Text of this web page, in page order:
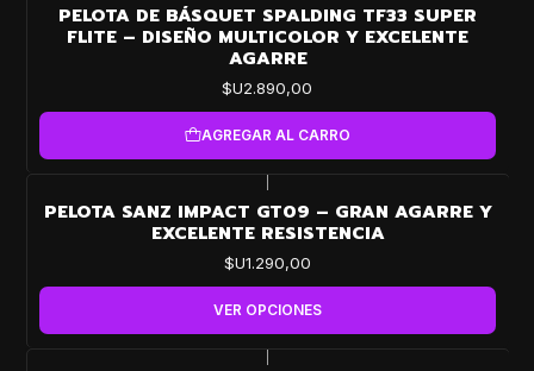
PELOTA DE BÁSQUET SPALDING TF33 SUPER
FLITE – DISEÑO MULTICOLOR Y EXCELENTE
AGARRE
$U2.890,00
AGREGAR AL CARRO
PELOTA SANZ IMPACT GT09 – GRAN AGARRE Y
EXCELENTE RESISTENCIA
$U1.290,00
VER OPCIONES